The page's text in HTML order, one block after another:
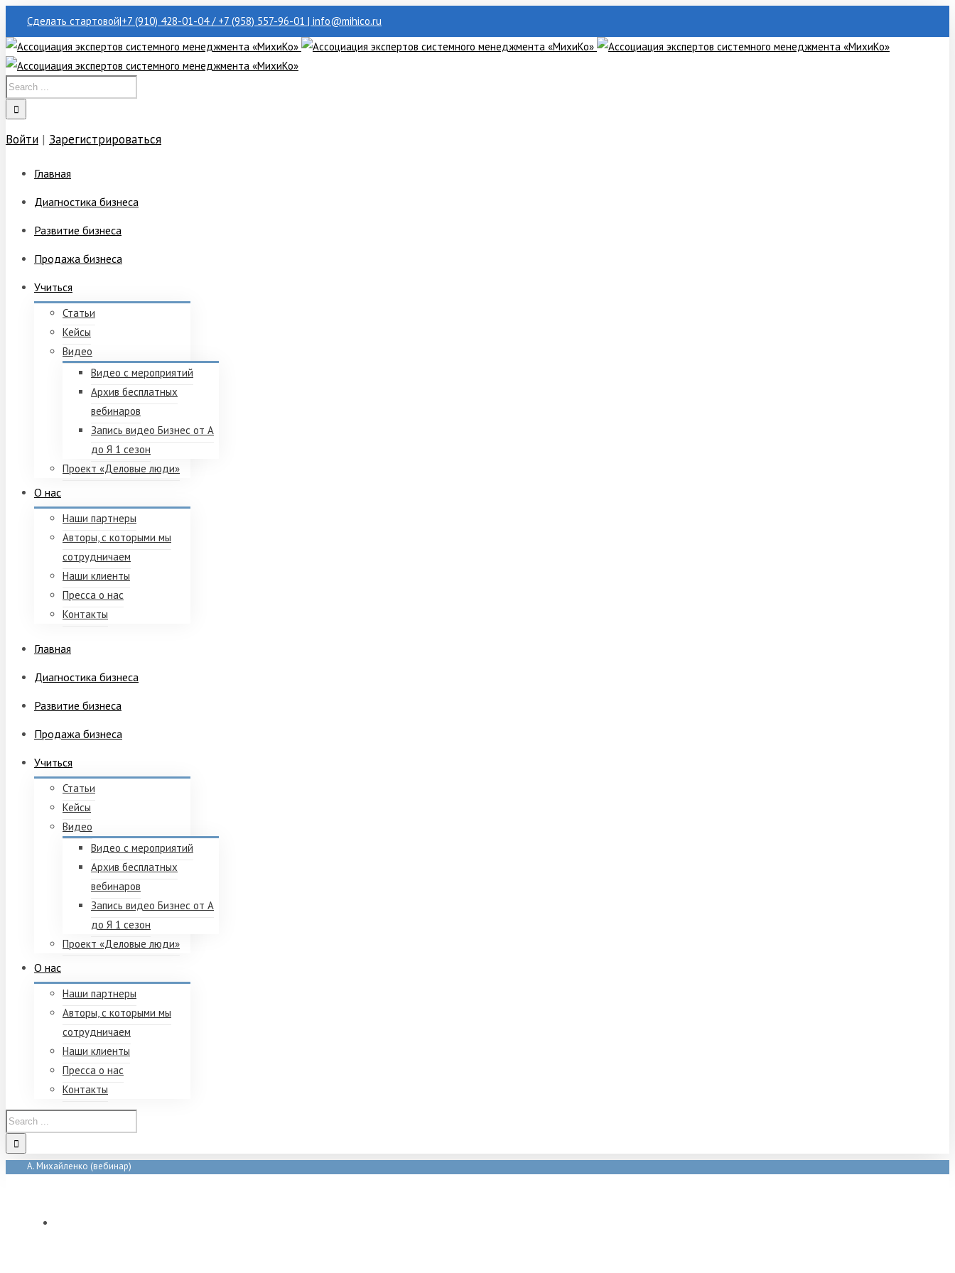
Сделать стартовой|+7 (910) 428-01-04 / +7 (958) 557-96-01 | info@mihico.ru
Войти | Зарегистрироваться
Главная
Диагностика бизнеса
Развитие бизнеса
Продажа бизнеса
Учиться
Статьи
Кейсы
Видео
Видео с мероприятий
Архив бесплатных
вебинаров
Запись видео Бизнес от А
до Я 1 сезон
Проект «Деловые люди»
О нас
Наши партнеры
Авторы, с которыми мы
сотрудничаем
Наши клиенты
Пресса о нас
Контакты
Главная
Диагностика бизнеса
Развитие бизнеса
Продажа бизнеса
Учиться
Статьи
Кейсы
Видео
Видео с мероприятий
Архив бесплатных
вебинаров
Запись видео Бизнес от А
до Я 1 сезон
Проект «Деловые люди»
О нас
Наши партнеры
Авторы, с которыми мы
сотрудничаем
Наши клиенты
Пресса о нас
Контакты
А. Михайленко (вебинар)